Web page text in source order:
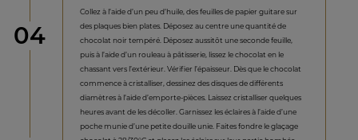
étape
04
Collez à l’aide d’un peu d’huile, des feuilles de papier guitare sur
des plaques bien plates. Déposez au centre une quantité de
chocolat noir tempéré. Déposez aussitôt une seconde feuille,
puis à l’aide d’un rouleau à pâtisserie, lissez le chocolat en le
chassant vers l’extérieur. Vérifier l’épaisseur. Dès que le chocolat
commence à cristalliser, dessinez des disques de différents
diamètres à l’aide d’emporte-pièces. Laissez cristalliser quelques
heures avant de les décoller. Garnissez les éclaires à l’aide d’une
poche munie d’une petite douille unie. Faites fondre le glaçage